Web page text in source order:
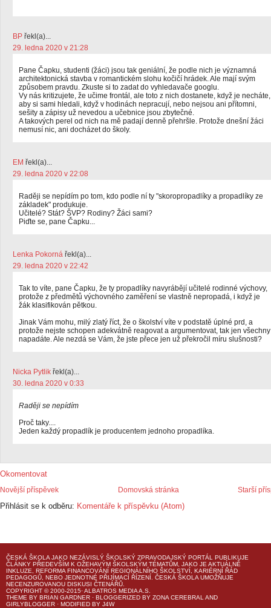
BP řekl(a)...
29. ledna 2020 v 21:28
Pane Čapku, studenti (žáci) jsou tak geniální, že podle nich je významná
architektonická stavba v romantickém slohu kočičí hrádek. Ale mají svým
způsobem pravdu. Zkuste si to zadat do vyhledavače googlu.
Vy nás kritizujete, že učime frontál, ale toto z nich dostanete, když je necháte,
aby si sami hledali, když v hodinách nepracují, nebo nejsou ani přítomni,
sešity a zápisy už nevedou a učebnice jsou zbytečné.
A takových perel od nich na mě padají denně přehršle. Protože dnešní žáci
nemusí nic, ani docházet do školy.
EM řekl(a)...
29. ledna 2020 v 22:08
Raději se nepídím po tom, kdo podle ní ty "skoropropadlíky a propadlíky ze
základek" produkuje.
Učitelé? Stát? ŠVP? Rodiny? Žáci sami?
Piďte se, pane Čapku...
Lenka Pokorná řekl(a)...
29. ledna 2020 v 22:42
Tak to víte, pane Čapku, že ty propadlíky navyrábějí učitelé rodinné výchovy,
protože z předmětů výchovného zaměření se vlastně nepropadá, i když je
žák klasifikován pětkou.
Jinak Vám mohu, milý zlatý říct, že o školství víte v podstatě úplné prd, a
protože nejste schopen adekvátně reagovat a argumentovat, tak jen všechny
napadáte. Ale nezdá se Vám, že jste přece jen už překročil míru slušnosti?
Nicka Pytlik řekl(a)...
30. ledna 2020 v 0:33
Raději se nepídím
Proč taky....
Jeden každý propadlík je producentem jednoho propadlíka.
Okomentovat
Novější příspěvek Starší
Domovská stránka
Přihlásit se k odběru: Komentáře k příspěvku (Atom)
ČESKÁ ŠKOLA JAKO NEZÁVISLÝ ŠKOLSKÝ ZPRAVODAJSKÝ PORTÁL PUBLIKUJE
ČLÁNKY PŘEDEVŠÍM K OŽEHAVÝM ŠKOLSKÝM TÉMATŮM, JAKO JE AKTUÁLNĚ
INKLUZE, REFORMA FINANCOVÁNÍ REGIONÁLNÍHO ŠKOLSTVÍ, KARIÉRNÍ ŘÁD
PEDAGOGŮ, NEBO JEDNOTNÉ PŘIJÍMACÍ ŘÍZENÍ. ČESKÁ ŠKOLA UMOŽŇUJE
NECENZUROVANOU DISKUSI ČTENÁŘŮ.
COPYRIGHT © 2000-2015· ALBATROS MEDIA A.S.
THEME BY BRIAN GARDNER · BLOGGERIZED BY ZONA CEREBRAL AND
GIRLYBLOGGER · MODIFIED BY J4W